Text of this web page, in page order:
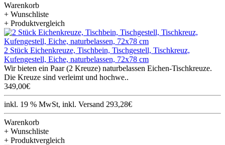
Warenkorb
+ Wunschliste
+ Produktvergleich
2 Stück Eichenkreuze, Tischbein, Tischgestell, Tischkreuz,
Kufengestell, Eiche, naturbelassen, 72x78 cm
Wir bieten ein Paar (2 Kreuze) naturbelassen Eichen-Tischkreuze.
Die Kreuze sind verleimt und hochwe..
349,00€
inkl. 19 % MwSt, inkl. Versand 293,28€
Warenkorb
+ Wunschliste
+ Produktvergleich